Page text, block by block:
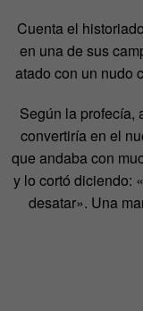
Cuenta el
en una de sus
atado con un nudo
Según la profecía,
convertiría en el
que andaba con
y lo cortó diciendo:
desatar». Una